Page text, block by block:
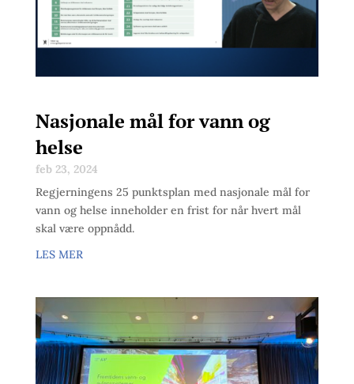
Nasjonale mål for vann og
helse
feb 23, 2024
Regjerningens 25 punktsplan med nasjonale mål for
vann og helse inneholder en frist for når hvert mål
skal være oppnådd.
LES MER